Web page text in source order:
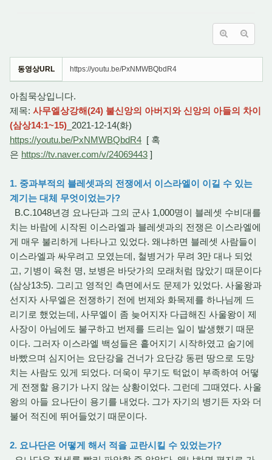
동영상URL https://youtu.be/PxNMWBQbdR4
아침묵상입니다.
제목: 사무엘상강해(24) 불신앙의 아버지와 신앙의 아들의 차이
(삼상14:1~15) _2021-12-14(화)
https://youtu.be/PxNMWBQbdR4 [ 혹
은 https://tv.naver.com/v/24069443 ]
1. 중과부적의 블레셋과의 전쟁에서 이스라엘이 이길 수 있는
계기는 대체 무엇이었는가?
B.C.1048년경 요나단과 그의 군사 1,000명이 블레셋 수비대를
치는 바람에 시작된 이스라엘과 블레셋과의 전쟁은 이스라엘에
게 매우 불리하게 나타나고 있었다. 왜냐하면 블레셋 사람들이
이스라엘과 싸우려고 모였는데, 철병거가 무려 3만 대나 되었
고, 기병이 육천 명, 보병은 바닷가의 모래처럼 많았기 때문이다
(삼상13:5). 그리고 영적인 측면에서도 문제가 있었다. 사울왕과
선지자 사무엘은 전쟁하기 전에 번제와 화목제를 하나님께 드
리기로 했었는데, 사무엘이 좀 늦어지자 다급해진 사울왕이 제
사장이 아님에도 불구하고 번제를 드리는 일이 발생했기 때문
이다. 그러자 이스라엘 백성들은 흩어지기 시작하였고 숨기에
바빴으며 심지어는 요단강을 건너가 요단강 동편 땅으로 도망
치는 사람도 있게 되었다. 더욱이 무기도 턱없이 부족하여 어떻
게 전쟁할 용기가 나지 않는 상황이었다. 그런데 그때였다. 사울
왕의 아들 요나단이 용기를 내었다. 그가 자기의 병기든 자와 더
불어 적진에 뛰어들었기 때문이다.
2. 요나단은 어떻게 해서 적을 교란시킬 수 있었는가?